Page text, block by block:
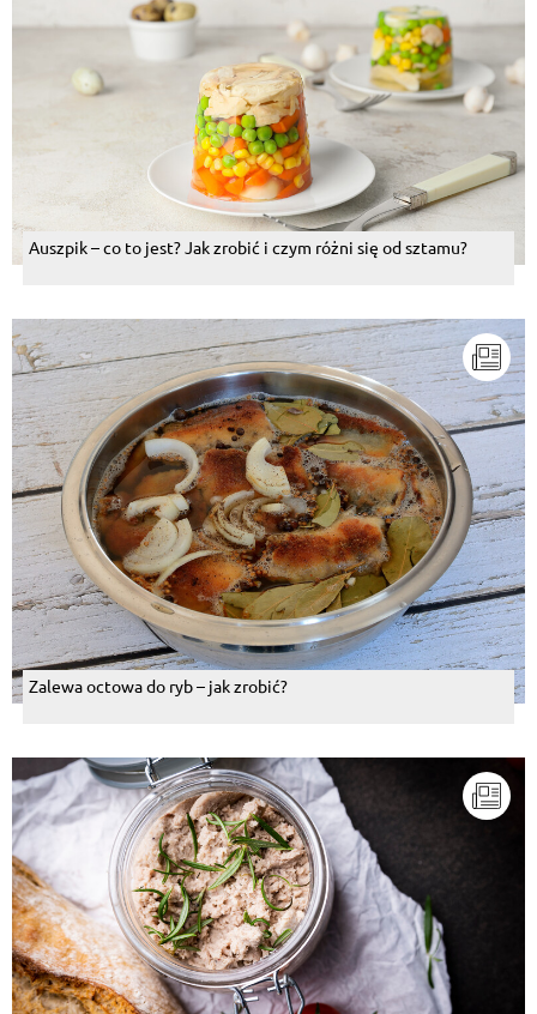
Auszpik – co to jest? Jak zrobić i czym różni się od sztamu?
Zalewa octowa do ryb – jak zrobić?